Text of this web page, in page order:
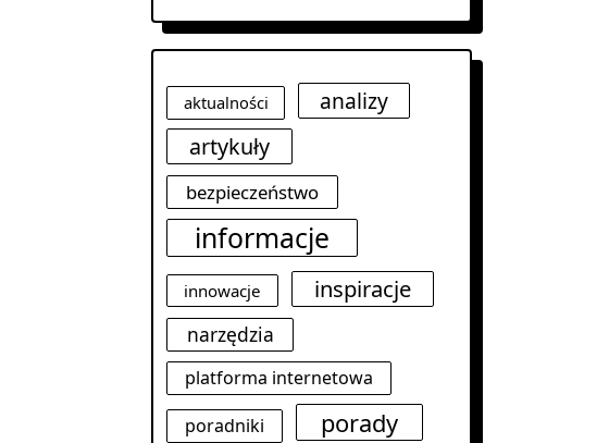
aktualności
analizy
artykuły
bezpieczeństwo
informacje
innowacje inspiracje
narzędzia
platforma internetowa
poradniki
porady